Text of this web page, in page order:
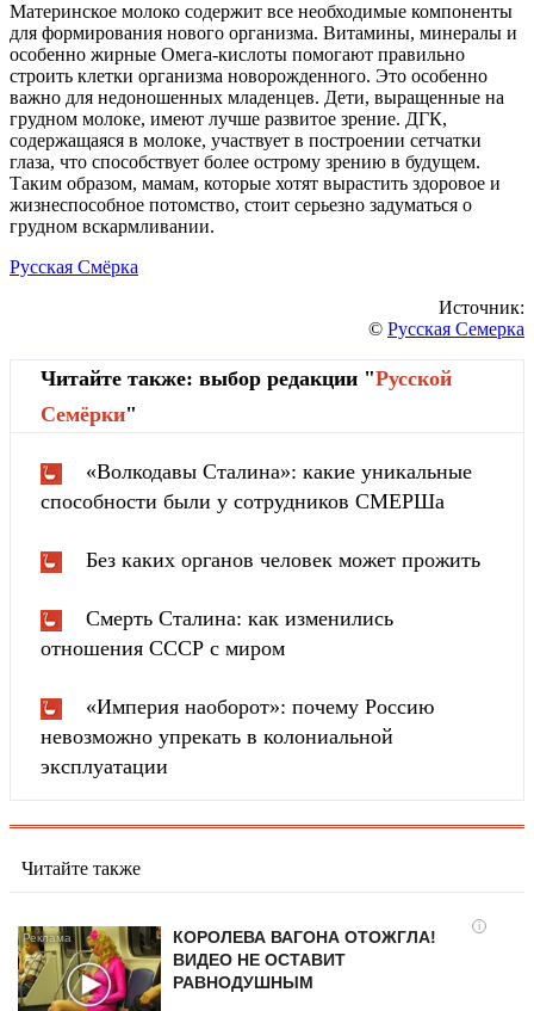
Материнское молоко содержит все необходимые компоненты
для формирования нового организма. Витамины, минералы и
особенно жирные Омега-кислоты помогают правильно
строить клетки организма новорожденного. Это особенно
важно для недоношенных младенцев. Дети, выращенные на
грудном молоке, имеют лучше развитое зрение. ДГК,
содержащаяся в молоке, участвует в построении сетчатки
глаза, что способствует более острому зрению в будущем.
Таким образом, мамам, которые хотят вырастить здоровое и
жизнеспособное потомство, стоит серьезно задуматься о
грудном вскармливании.
Русская Смёрка
Источник:
© Русская Семерка
Читайте также: выбор редакции "Русской
Cемёрки"
«Волкодавы Сталина»: какие уникальные
способности были у сотрудников СМЕРШа
Без каких органов человек может прожить
Смерть Сталина: как изменились
отношения СССР с миром
«Империя наоборот»: почему Россию
невозможно упрекать в колониальной
эксплуатации
Читайте также
i
КОРОЛЕВА ВАГОНА ОТОЖГЛА!
ВИДЕО НЕ ОСТАВИТ
РАВНОДУШНЫМ